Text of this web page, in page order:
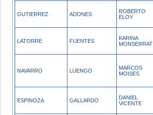
GUTIERREZ ADONES
ROBERTO
ELOY
LATORRE FUENTES
KARINA
MONSERRAT
NAVARRO LUENGO
MARCOS
MOISES
ESPINOZA GALLARDO
DANIEL
VICENTE